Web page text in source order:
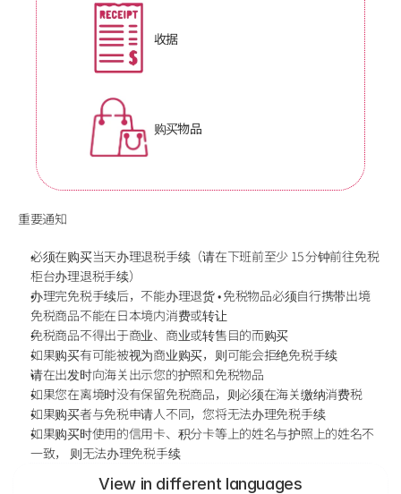
收据
购买物品
重要通知
必须在购买当天办理退税手续（请在下班前至少 15 分钟前往免税
柜台办理退税手续）
办理完免税手续后，不能办理退货 • 免税物品必须自行携带出境
免税商品不能在日本境内消费或转让
免税商品不得出于商业、商业或转售目的而购买
如果购买有可能被视为商业购买，则可能会拒绝免税手续
请在出发时向海关出示您的护照和免税物品
如果您在离境时没有保留免税商品，则必须在海关缴纳消费税
如果购买者与免税申请人不同，您将无法办理免税手续
如果购买时使用的信用卡、积分卡等上的姓名与护照上的姓名不
一致， 则无法办理免税手续
View in different languages